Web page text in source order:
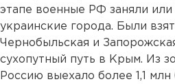
этапе военные РФ заняли
украинские города. Были
Чернобыльская и
сухопутный путь в Крым. Из
Россию выехало более 1,1